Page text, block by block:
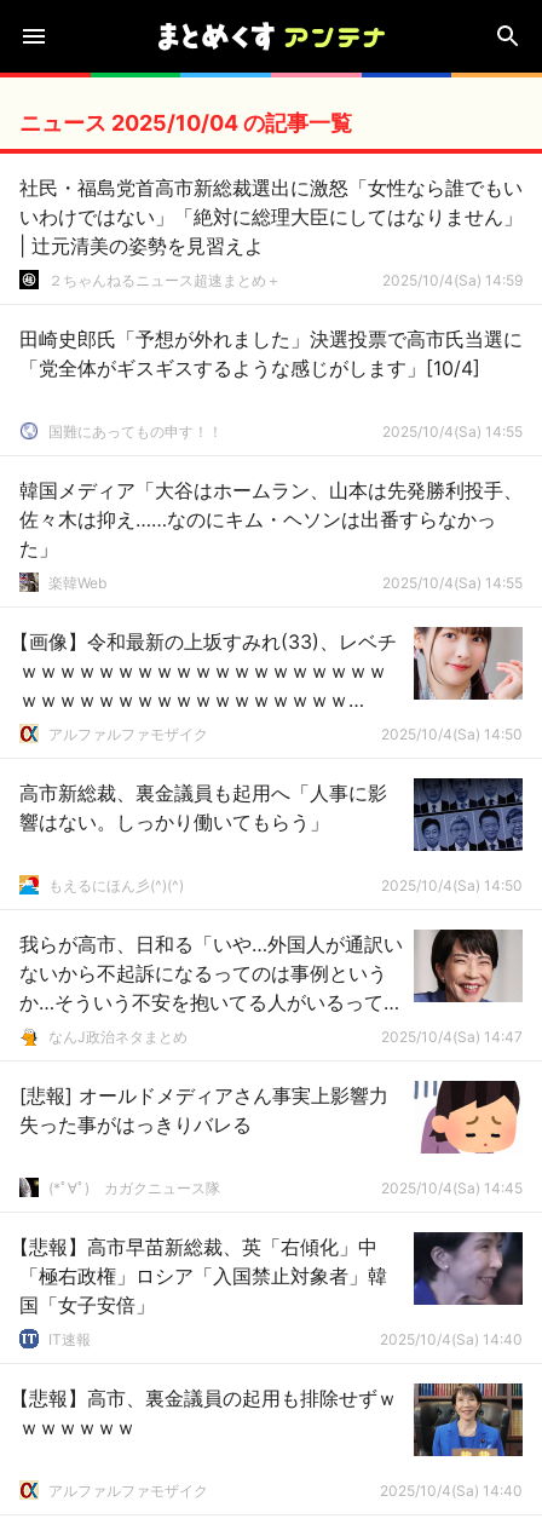
ニュース 2025/10/04 の記事一覧
社民・福島党首高市新総裁選出に激怒「女性なら誰でもい
いわけではない」「絶対に総理大臣にしてはなりません」
| 辻元清美の姿勢を見習えよ
２ちゃんねるニュース超速まとめ＋ 2025/10/4(Sa) 14:59
田崎史郎氏「予想が外れました」決選投票で高市氏当選に
「党全体がギスギスするような感じがします」[10/4]
国難にあってもの申す！！ 2025/10/4(Sa) 14:55
韓国メディア「大谷はホームラン、山本は先発勝利投手、
佐々木は抑え……なのにキム・ヘソンは出番すらなかっ
た」
楽韓Web 2025/10/4(Sa) 14:55
【画像】令和最新の上坂すみれ(33)、レベチ
ｗｗｗｗｗｗｗｗｗｗｗｗｗｗｗｗｗｗｗ
ｗｗｗｗｗｗｗｗｗｗｗｗｗｗｗｗｗ
【Pickup】
アルファルファモザイク 2025/10/4(Sa) 14:50
高市新総裁、裏金議員も起用へ「人事に影
響はない。しっかり働いてもらう」
もえるにほん彡(^)(^) 2025/10/4(Sa) 14:50
我らが高市、日和る「いや…外国人が通訳い
ないから不起訴になるってのは事例という
か…そういう不安を抱いてる人がいるって言
いたかった」
なんJ政治ネタまとめ 2025/10/4(Sa) 14:47
[悲報] オールドメディアさん事実上影響力
失った事がはっきりバレる
(*ﾟ∀ﾟ)ゞカガクニュース隊 2025/10/4(Sa) 14:45
【悲報】高市早苗新総裁、英「右傾化」中
「極右政権」ロシア「入国禁止対象者」韓
国「女子安倍」
IT速報 2025/10/4(Sa) 14:40
【悲報】高市、裏金議員の起用も排除せずｗ
ｗｗｗｗｗｗ
アルファルファモザイク 2025/10/4(Sa) 14:40